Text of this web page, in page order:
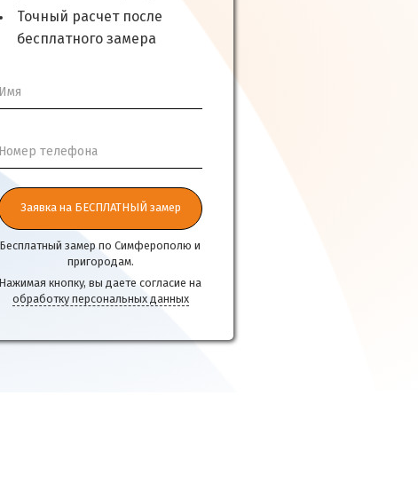
Точный расчет после
бесплатного замера
Имя
Номер телефона
Заявка на БЕСПЛАТНЫЙ замер
Бесплатный замер по Симферополю и
пригородам.
Нажимая кнопку, вы даете согласие на
обработку персональных данных